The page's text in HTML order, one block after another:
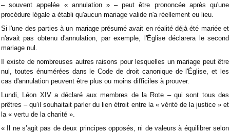
– souvent appelée « annulation » – peut être prononcée après qu'une
procédure légale a établi qu'aucun mariage valide n'a réellement eu lieu.
Si l'une des parties à un mariage présumé avait en réalité déjà été mariée et
n'avait pas obtenu d'annulation, par exemple, l'Église déclarera le second
mariage nul.
Il existe de nombreuses autres raisons pour lesquelles un mariage peut être
nul, toutes énumérées dans le Code de droit canonique de l'Église, et les
cas d'annulation peuvent être plus ou moins difficiles à prouver.
Lundi, Léon XIV a déclaré aux membres de la Rote – qui sont tous des
prêtres – qu’il souhaitait parler du lien étroit entre la « vérité de la justice » et
la « vertu de la charité ».
« Il ne s’agit pas de deux principes opposés, ni de valeurs à équilibrer selon